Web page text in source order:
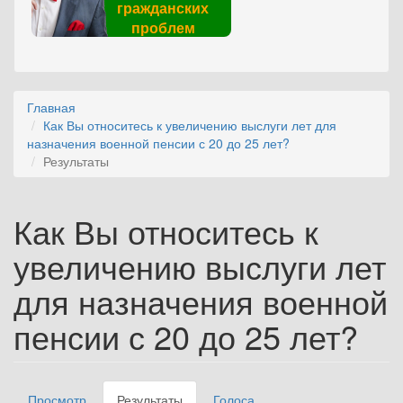
гражданских
проблем
Главная
Как Вы относитесь к увеличению выслуги лет для
назначения военной пенсии с 20 до 25 лет?
Результаты
Как Вы относитесь к
увеличению выслуги лет
для назначения военной
пенсии с 20 до 25 лет?
Просмотр Результаты (активная
Голоса